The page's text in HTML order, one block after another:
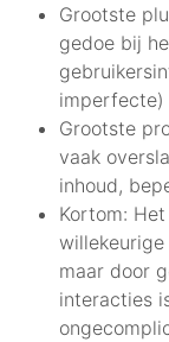
Grootste
gedoe bij
imperfecte)
Grootste
vaak
inhoud,
Kortom:
maar door
interacties